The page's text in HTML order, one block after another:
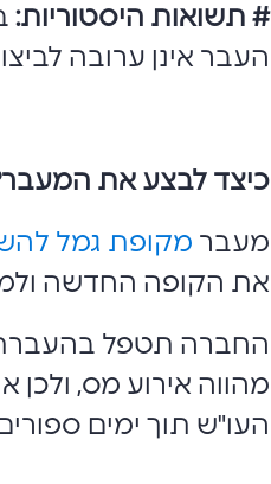
# תשואות היסטוריות:
העבר אינן ערובה
כיצד לבצע את המעבר
מעבר מקופת גמל
את הקופה החדשה
החברה תטפל בהעברת
מהווה אירוע מס, ולכן
העו"ש תוך ימים